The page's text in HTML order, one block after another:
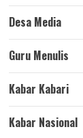
Desa Media
Guru Menulis
Kabar Kabari
Kabar Nasional